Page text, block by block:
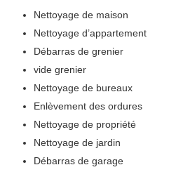
Nettoyage de maison
Nettoyage d’appartement
Débarras de grenier
vide grenier
Nettoyage de bureaux
Enlèvement des ordures
Nettoyage de propriété
Nettoyage de jardin
Débarras de garage